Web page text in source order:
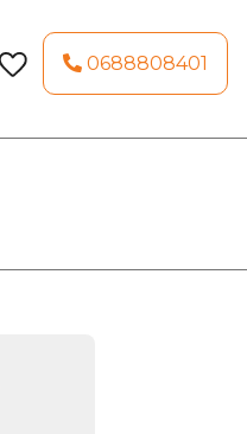
0688808401